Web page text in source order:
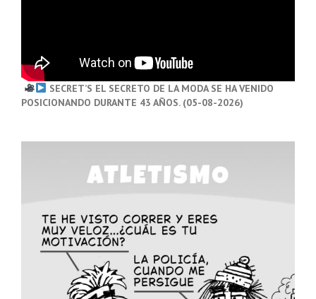
SECRET’S EL SECRETO DE LA MODA SE HA VENIDO
POSICIONANDO DURANTE 43 AÑOS. (05-08-2026)